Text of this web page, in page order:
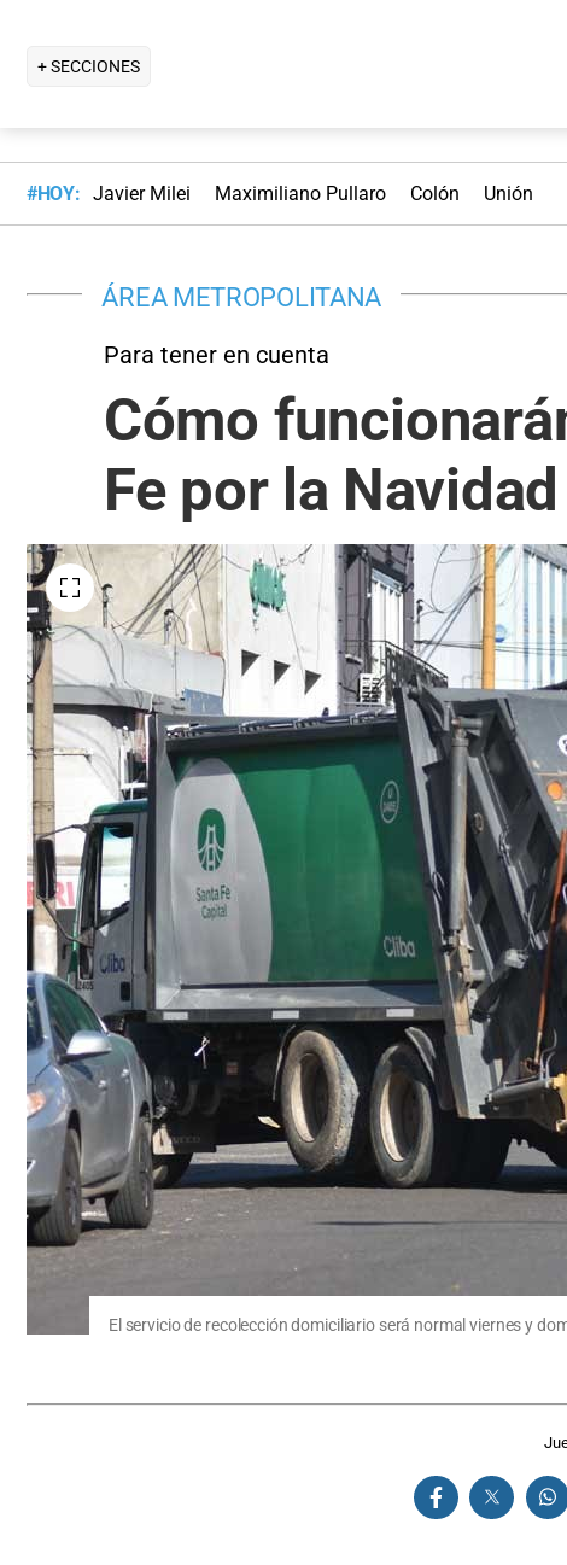
+ SECCIONES
#HOY: Javier Milei Maximiliano Pullaro Colón Unión
ÁREA METROPOLITANA
Para tener en cuenta
Cómo
Fe por la Navidad
El servicio de recolección domiciliario será normal viernes y